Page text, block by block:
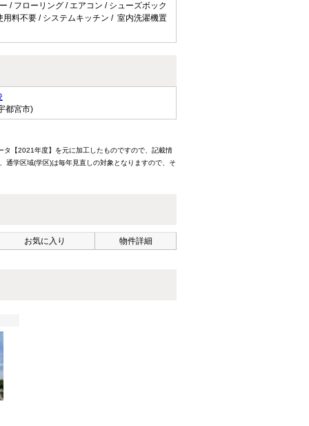
/ フローリング / エアコン / シューズボック
用料不要 / システムキッチン / 室内洗濯機置
都宮市)
【2021年度】を元に加工したものですので、記載情
通学区域(学区)は毎年見直しの対象となりますので、そ
お気に入り 物件詳細